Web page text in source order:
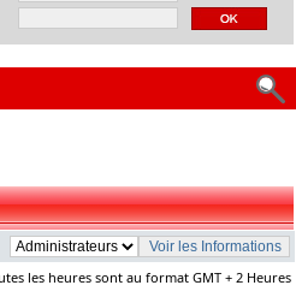
les heures sont au format GMT + 2 Heures